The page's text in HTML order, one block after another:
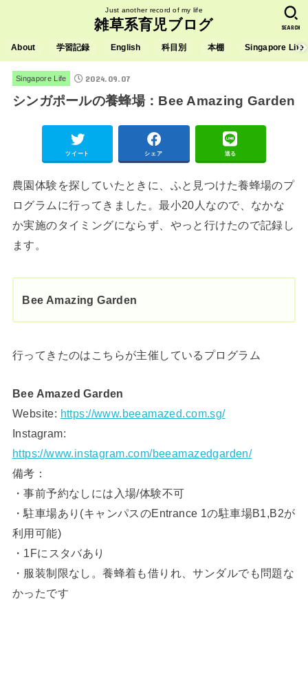
Just another record of my life
雑草系育児ブログ
About 学習記録 English 科目別 本棚 Singapore Life
SEARCH
Singapore Life 2024.09.07
シンガポールの養蜂場：Bee Amazing Garden
ツイート シェア 送る
農園体験を探していたときに、ふと見つけた養蜂場のプ
ログラムに行ってきました。最小20人なので、なかな
か実施のタイミングにならず、やっと行けたので記録し
ます。
Bee Amazing Garden
行ってきたのはこちらが主催しているプログラム
Bee Amazed Garden
Website: https://www.beeamazed.com.sg/
Instagram:
https://www.instagram.com/beeamazedgarden/
備考：
・事前予約なしには入場/体験不可
・駐車場あり(キャンパスのEntrance 1の駐車場B1,B2が
利用可能)
・1Fにスタバあり
・服装制限なし。養蜂着も借りれ、サンダルでも問題な
かったです